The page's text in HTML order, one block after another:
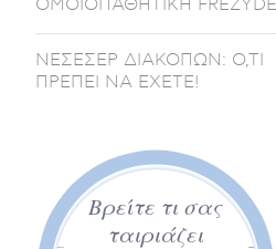
ΟΜΟΙΟΠΑΘΗΤΙΚΗ
ΝΕΣΕΣΕΡ ΔΙΑΚΟΠΩΝ: Ο,ΤΙ
ΠΡΕΠΕΙ ΝΑ ΕΧΕΤΕ!
Βρείτε τι σας
ταιριάζει